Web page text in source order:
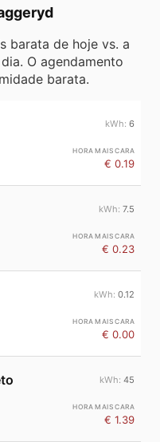
barata de hoje vs. a
O agendamento
barata.
6
€ 0.19
7.5
€ 0.23
0.12
€ 0.00
45
€ 1.39